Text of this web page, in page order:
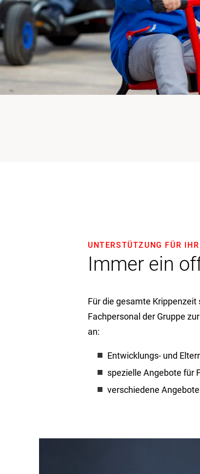
Immer ein
UNTERSTÜTZUNG FÜR
Für die gesamte
Fachpersonal der Gruppe
an:
Entwicklungs- und
spezielle Angebote für
verschiedene